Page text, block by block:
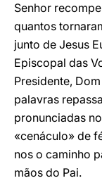
Senhor
quantos
junto de Jesus
Episcopal das
Presidente,
palavras
pronunciadas
«cenáculo» de
nos o caminho
mãos do Pai.